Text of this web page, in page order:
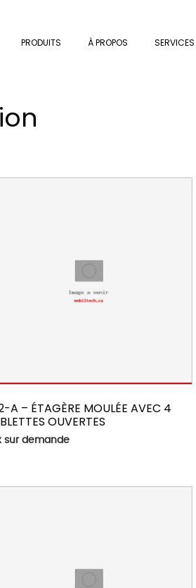
PRODUITS À PROPOS SERVICES
A – ÉTAGÈRE MOULÉE AVEC 4
OUVERTES
sur demande